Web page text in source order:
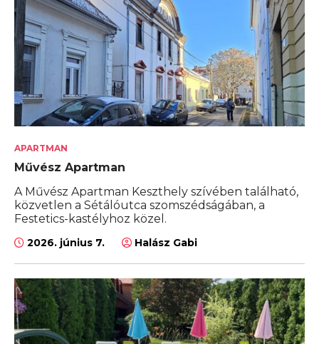
APARTMAN
Művész Apartman
A Művész Apartman Keszthely szívében található,
közvetlen a Sétálóutca szomszédságában, a
Festetics-kastélyhoz közel.
2026. június 7. Halász Gabi